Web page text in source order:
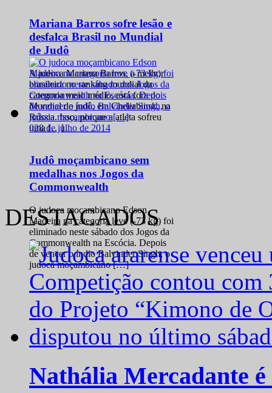
Mariana Barros sofre lesão e
desfalca Brasil no Mundial
de Judô
A judoca Mariana Barros, a melhor
brasileira no ranking mundial da
categoria meio médio, está fora do
Mundial de judô, em Cheliabinsk, na
Rússia. Isso, porque a atleta sofreu
uma […]
028 de julho de 2014
Judô moçambicano sem
medalhas nos Jogos da
Commonwealth
O judoca moçambicano Edson
Madeira na categoria leve (-73 kg) foi
eliminado neste sábado dos Jogos da
Commonwealth na Escócia. Depois
de vencer o índio Balvinder Singh, o
judoca moçambicano […]
DESTACADOS
Nathália Mercadante